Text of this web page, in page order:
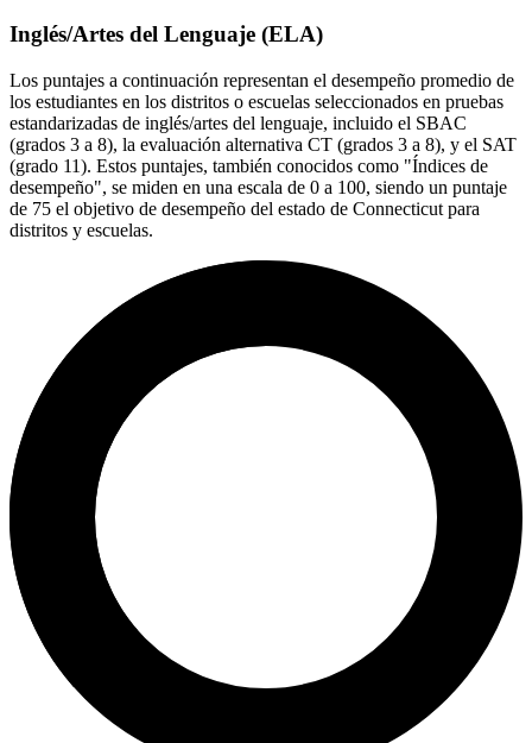
Inglés/Artes del Lenguaje (ELA)
Los puntajes a continuación representan el desempeño promedio de
los estudiantes en los distritos o escuelas seleccionados en pruebas
estandarizadas de inglés/artes del lenguaje, incluido el SBAC
(grados 3 a 8), la evaluación alternativa CT (grados 3 a 8), y el SAT
(grado 11). Estos puntajes, también conocidos como "Índices de
desempeño", se miden en una escala de 0 a 100, siendo un puntaje
de 75 el objetivo de desempeño del estado de Connecticut para
distritos y escuelas.